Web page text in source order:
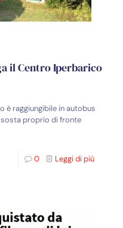
il Centro Iperbarico
è raggiungibile in autobus
sosta proprio di fronte
0 Leggi di più